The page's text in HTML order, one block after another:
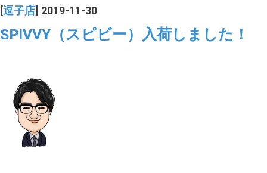
ギャラリー
コラム
ブログ
逗子店 ] 2019-11-30
SPIVVY（スピビー）入荷しました！